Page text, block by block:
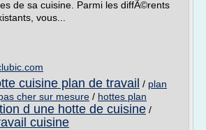
de sa cuisine. Parmi les diffÃ©rents
vous...
cuisine plan de travail / plan
cher sur mesure / hottes plan
d une hotte de cuisine /
cuisine